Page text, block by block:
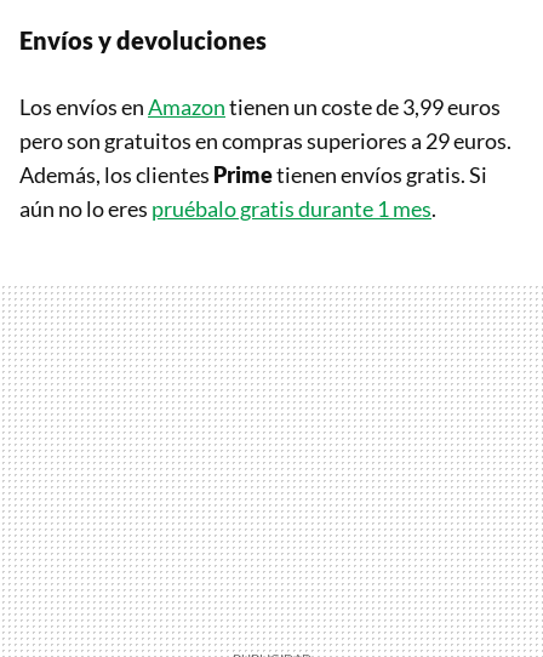
Envíos y devoluciones
Los envíos enAmazontienen un coste de 3,99 euros
pero son gratuitos en compras superiores a 29 euros.
Además, los clientes Primetienen envíos gratis. Si
aún no lo eres pruébalo gratis durante 1 mes.